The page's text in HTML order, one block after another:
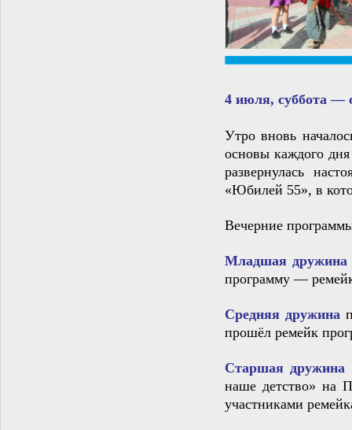
4 июля, суббота —
Утро вновь
основы каждого
развернулась
«Юбилей 55», в
Вечерние
Младшая
программу —
Средняя дружина
прошёл ремейк
Старшая дружина
наше детство» на
участниками